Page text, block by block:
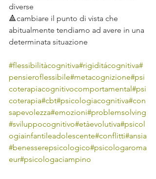
diverse
🔺cambiare il punto di vista che
abitualmente tendiamo ad avere in una
determinata situazione
#flessibilitàcognitiva#rigiditácognitiva#
pensieroflessibile#metacognizione#psi
coterapiacognitivocomportamental#psi
coterapia#cbt#psicologiacognitiva#con
sapevolezza#emozioni#problemsolving
#sviluppocognitivo#etàevolutiva#psicol
ogiainfantileadolescente#conflitti#ansia
#benesserepsicologico#psicologaroma
eur#psicologaciampino